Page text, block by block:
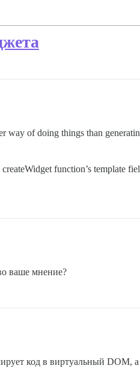
way of doing things than
function’s template
ваше мнение?
код в виртуальный DOM,